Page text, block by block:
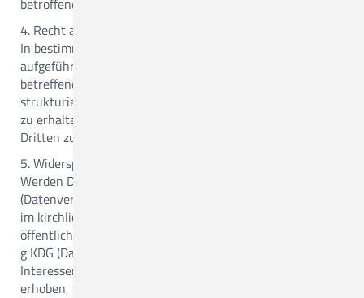
betroffene Person überwiegen.
4. Recht auf Datenübertragbarkeit (§ 22 KDG):
In bestimmten Fällen, die in § 22 KDG im Einzelnen
aufgeführt werden, haben Sie das Recht, die Sie
betreffenden personenbezogenen Daten in einem
strukturierten, gängigen und maschinenlesbaren Format
zu erhalten bzw. die Übermittlung dieser Daten an einen
Dritten zu verlangen.
5. Widerspruchsrecht (§ 23 KDG):
Werden Daten auf Grundlage von § 6 Abs. 1 lit. f KDG
(Datenverarbeitung zur Wahrnehmung einer Aufgabe, die
im kirchlichen Interesse liegt oder in Ausübung
öffentlicher Gewalt) oder auf Grundlage von § 6 Abs. 1 lit.
g KDG (Datenverarbeitung zur Wahrung der berechtigten
Interessen des Verantwortlichen oder eines Dritten)
erhoben, steht Ihnen das Recht zu, aus Gründen, die sich